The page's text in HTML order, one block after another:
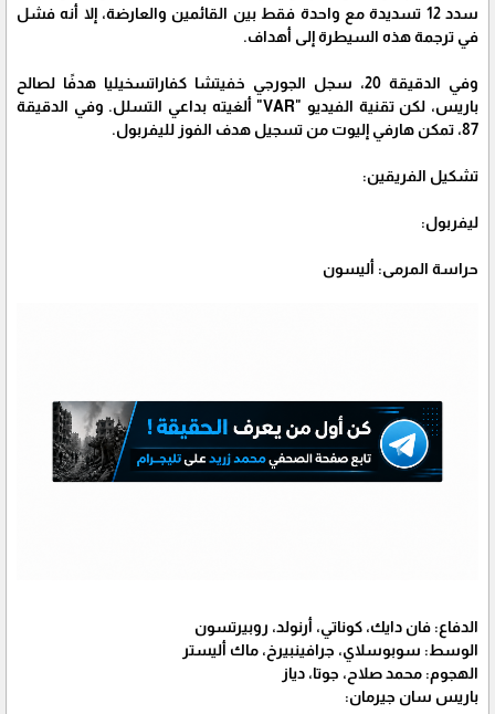
سدد 12 تسديدة مع واحدة فقط بين القائمين والعارضة، إلا أنه فشل
في ترجمة هذه السيطرة إلى أهداف.
وفي الدقيقة 20، سجل الجورجي خفيتشا كفاراتسخيليا هدفًا لصالح
باريس، لكن تقنية الفيديو "VAR" ألغيته بداعي التسلل. وفي الدقيقة
87، تمكن هارفي إليوت من تسجيل هدف الفوز لليفربول.
تشكيل الفريقين:
ليفربول:
حراسة المرمى: أليسون
الدفاع: فان دايك، كوناتي، أرنولد، روبيرتسون
الوسط: سوبوسلاي، جرافينبيرخ، ماك أليستر
الهجوم: محمد صلاح، جوتا، دياز
باريس سان جيرمان: